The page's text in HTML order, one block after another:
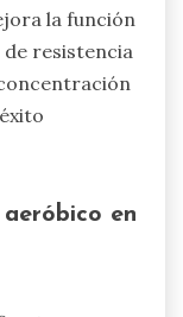
la función
resistencia
en